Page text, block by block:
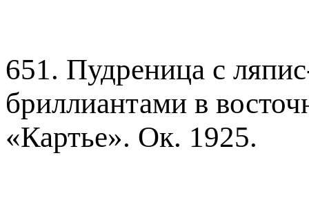
651. Пудреница с
бриллиантами в
«Картье». Ок. 1925.